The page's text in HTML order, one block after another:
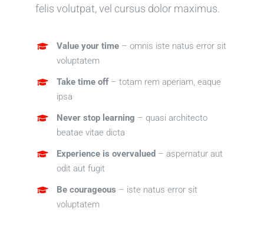
felis volutpat, vel cursus dolor maximus.
Value your time – omnis iste natus error sit
voluptatem
Take time off– totam rem aperiam, eaque
ipsa
Never stop learning – quasi architecto
beatae vitae dicta
Experience is overvalued – aspernatur aut
odit aut fugit
Be courageous – iste natus error sit
voluptatem